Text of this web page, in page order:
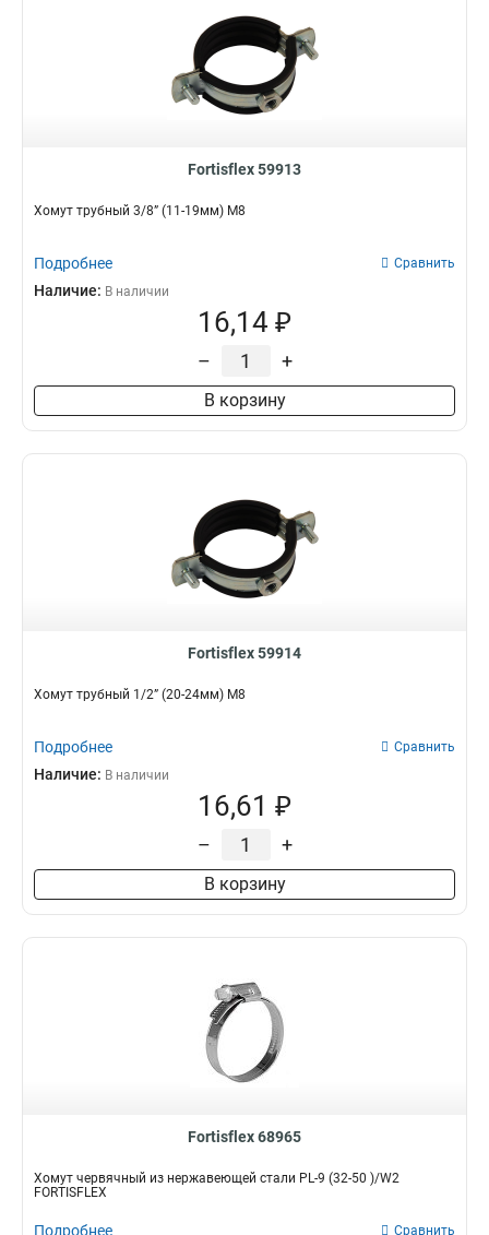
Fortisflex 59913
Хомут трубный 3/8” (11-19мм) М8
Подробнее Сравнить
Наличие: В наличии
16,14 ₽
– +
В корзину
Fortisflex 59914
Хомут трубный 1/2” (20-24мм) М8
Подробнее Сравнить
Наличие: В наличии
16,61 ₽
– +
В корзину
Fortisflex 68965
Хомут червячный из нержавеющей стали PL-9 (32-50 )/W2
FORTISFLEX
Подробнее Сравнить